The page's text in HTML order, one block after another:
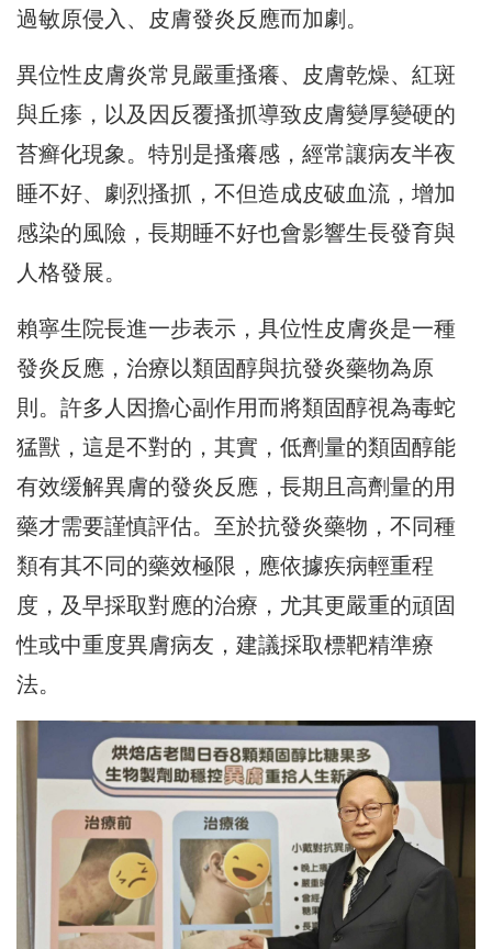
過敏原侵入、皮膚發炎反應而加劇。
異位性皮膚炎常見嚴重搔癢、皮膚乾燥、紅斑
與丘瘆，以及因反覆搔抓導致皮膚變厚變硬的
苔癣化現象。特別是搔癢感，經常讓病友半夜
睡不好、劇烈搔抓，不但造成皮破血流，增加
感染的風險，長期睡不好也會影響生長發育與
人格發展。
賴寧生院長進一步表示，具位性皮膚炎是一種
發炎反應，治療以類固醇與抗發炎藥物為原
則。許多人因擔心副作用而將類固醇視為毒蛇
猛獸，這是不對的，其實，低劑量的類固醇能
有效缓解異膚的發炎反應，長期且高劑量的用
藥才需要謹慎評估。至於抗發炎藥物，不同種
類有其不同的藥效極限，應依據疾病輕重程
度，及早採取對應的治療，尤其更嚴重的頑固
性或中重度異膚病友，建議採取標靶精準療
法。